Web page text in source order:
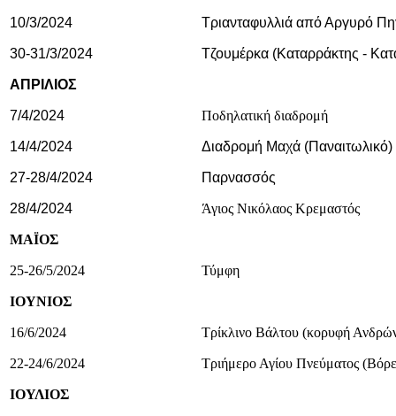
10/3/2024 Τριανταφυλλιά από Αργυρό
30-31/3/2024 Τζουμέρκα (Καταρράκτης -
ΑΠΡΙΛΙΟΣ
7/4/2024 Ποδηλατική διαδρομή
14/4/2024 Διαδρομή Μαχά (Παναιτωλικό)
27-28/4/2024 Παρνασσός
28/4/2024 Άγιος Νικόλαος Κρεμαστός
ΜΑΪΟΣ
25-26/5/2024 Τύμφη
ΙΟΥΝΙΟΣ
16/6/2024 Τρίκλινο Βάλτου (κορυφή
22-24/6/2024 Τριήμερο Αγίου Πνεύματος
ΙΟΥΛΙΟΣ